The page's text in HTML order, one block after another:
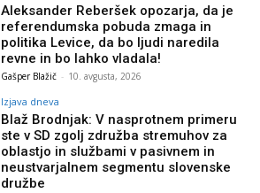
Aleksander Reberšek opozarja, da je
referendumska pobuda zmaga in
politika Levice, da bo ljudi naredila
revne in bo lahko vladala!
Gašper Blažič - 10. avgusta, 2026
Izjava dneva
Blaž Brodnjak: V nasprotnem primeru
ste v SD zgolj združba stremuhov za
oblastjo in službami v pasivnem in
neustvarjalnem segmentu slovenske
družbe